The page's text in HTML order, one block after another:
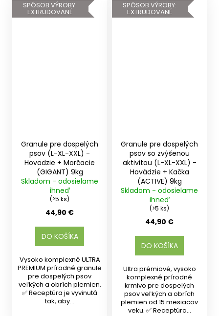
SPÔSOB VÝROBY:
EXTRUDOVANÉ
Granule pre dospelých
psov (L-XL-XXL) -
Hovädzie + Morčacie
(GIGANT) 9kg
Skladom - odosielame
ihneď
(>5 ks)
44,90 €
DO KOŠÍKA
Vysoko komplexné ULTRA
PREMIUM prírodné granule
pre dospelých psov
veľkých a obrích plemien.
✅ Receptúra je vyvinutá
tak, aby...
SPÔSOB VÝROBY:
EXTRUDOVANÉ
Granule pre dospelých
psov so zvýšenou
aktivitou (L-XL-XXL) -
Hovädzie + Kačka
(ACTIVE) 9kg
Skladom - odosielame
ihneď
(>5 ks)
44,90 €
DO KOŠÍKA
Ultra prémiové, vysoko
komplexné prírodné
krmivo pre dospelých
psov veľkých a obrích
plemien od 15 mesiacov
veku. ✅ Receptúra...